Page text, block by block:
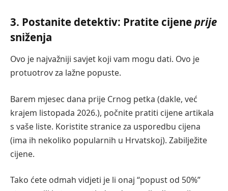
3. Postanite detektiv: Pratite cijeneprije
sniženja
Ovo je najvažniji savjet koji vam mogu dati. Ovo je
protuotrov za lažne popuste.
Barem mjesec dana prije Crnog petka (dakle, već
krajem listopada 2026.), počnite pratiti cijene artikala
s vaše liste. Koristite stranice za usporedbu cijena
(ima ih nekoliko popularnih u Hrvatskoj). Zabilježite
cijene.
Tako ćete odmah vidjeti je li onaj “popust od 50%”